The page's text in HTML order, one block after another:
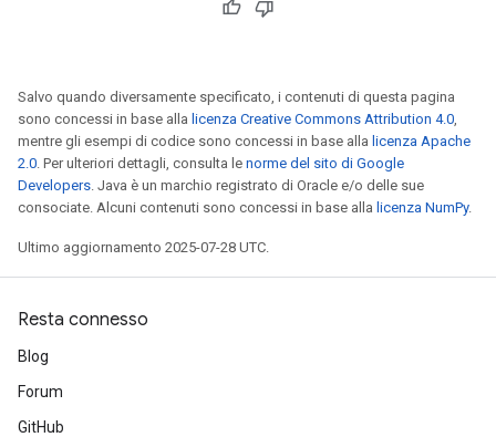
Salvo quando diversamente specificato, i contenuti di questa pagina
sono concessi in base alla licenza Creative Commons Attribution 4.0,
mentre gli esempi di codice sono concessi in base alla licenza Apache
2.0. Per ulteriori dettagli, consulta le norme del sito di Google
Developers. Java è un marchio registrato di Oracle e/o delle sue
consociate. Alcuni contenuti sono concessi in base alla licenza NumPy.
Ultimo aggiornamento 2025-07-28 UTC.
Resta connesso
Blog
Forum
GitHub